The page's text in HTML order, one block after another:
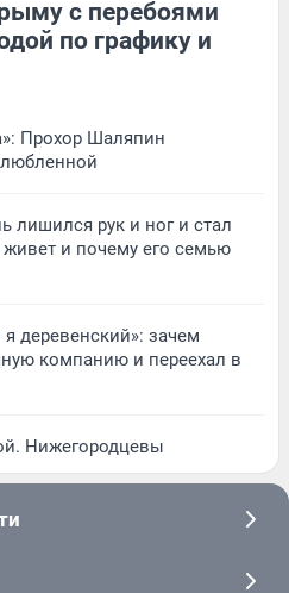
с перебоями
по графику и
Прохор Шаляпин
лишился рук и ног и стал
и почему его семью
деревенский»: зачем
компанию и переехал в
Нижегородцевы